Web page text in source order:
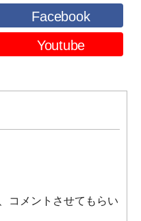
Facebook
Youtube
コメントさせてもらい